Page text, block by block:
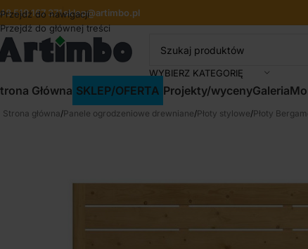
Przejdź do nawigacji
Przejdź do głównej treści
519 167 371sklep@artimbo.pl
WYBIERZ KATEGORIĘ
Główna SKLEP/OFERTA Projekty/wycenyGaleria
Strona główna/Panele ogrodzeniowe drewniane/Płoty stylowe/Płoty